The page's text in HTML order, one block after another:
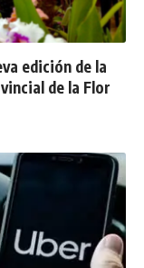
edición de la
de la Flor